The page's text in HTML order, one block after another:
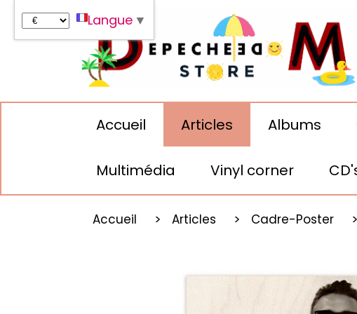
Accueil Articles Albums
Multimédia Vinyl corner
Accueil Articles Cadre-Poster
Langue ▼